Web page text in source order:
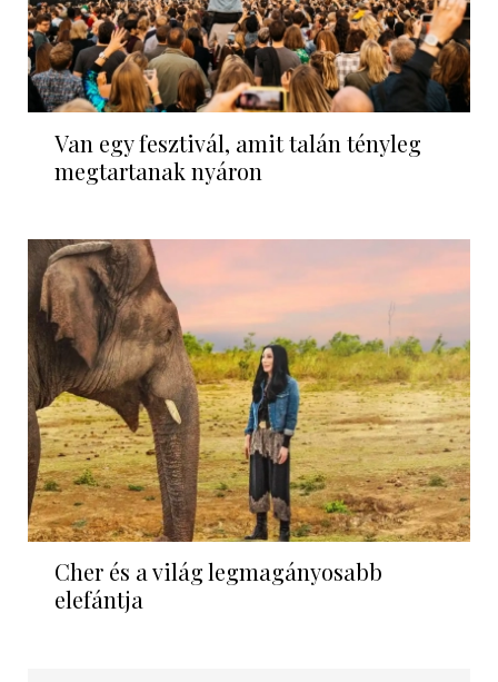
Van egy fesztivál, amit talán tényleg
megtartanak nyáron
Cher és a világ legmagányosabb
elefántja